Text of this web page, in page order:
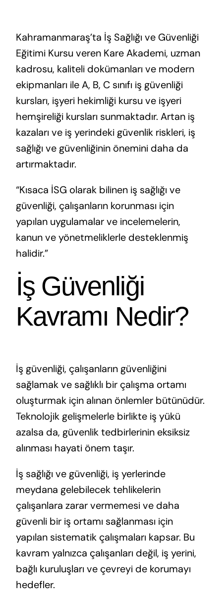
Kahramanmaraş’ta İş Sağlığı ve Güvenliği
Eğitimi Kursu veren Kare Akademi, uzman
kadrosu, kaliteli dokümanları ve modern
ekipmanları ile A, B, C sınıfı iş güvenliği
kursları, işyeri hekimliği kursu ve işyeri
hemşireliği kursları sunmaktadır. Artan iş
kazaları ve iş yerindeki güvenlik riskleri, iş
sağlığı ve güvenliğinin önemini daha da
artırmaktadır.
“Kısaca İSG olarak bilinen iş sağlığı ve
güvenliği, çalışanların korunması için
yapılan uygulamalar ve incelemelerin,
kanun ve yönetmeliklerle desteklenmiş
halidir.”
İş Güvenliği
Kavramı Nedir?
İş güvenliği, çalışanların güvenliğini
sağlamak ve sağlıklı bir çalışma ortamı
oluşturmak için alınan önlemler bütünüdür.
Teknolojik gelişmelerle birlikte iş yükü
azalsa da, güvenlik tedbirlerinin eksiksiz
alınması hayati önem taşır.
İş sağlığı ve güvenliği, iş yerlerinde
meydana gelebilecek tehlikelerin
çalışanlara zarar vermemesi ve daha
güvenli bir iş ortamı sağlanması için
yapılan sistematik çalışmaları kapsar. Bu
kavram yalnızca çalışanları değil, iş yerini,
bağlı kuruluşları ve çevreyi de korumayı
hedefler.